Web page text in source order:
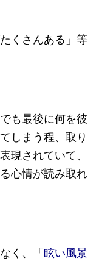
くさんある」等
も最後に何を彼
しまう程、取り
現されていて、
心情が読み取れ
く、「 眩い風景